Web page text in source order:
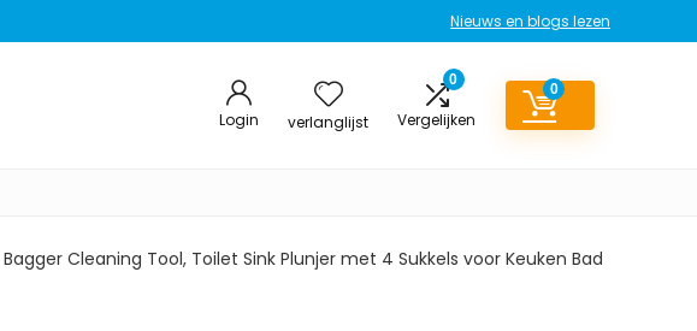
Nieuws en blogs lezen
Login verlanglijst
0
Vergelijken
0
Cleaning Tool, Toilet Sink Plunjer met 4 Sukkels voor Keuken Bad